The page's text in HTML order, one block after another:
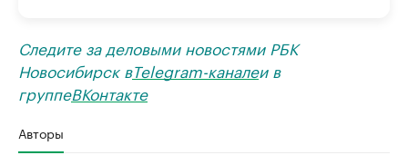
Следите за деловыми новостями РБК
Новосибирск вTelegram-каналеи в
группеВКонтакте
Авторы